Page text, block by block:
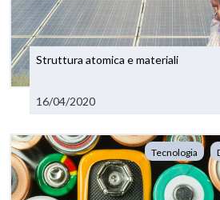
Struttura atomica e materiali
16/04/2020
Tecnologia